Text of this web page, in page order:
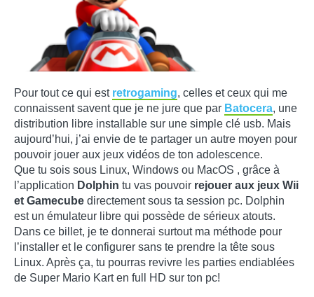
Pour tout ce qui est retrogaming, celles et ceux qui me
connaissent savent que je ne jure que par Batocera, une
distribution libre installable sur une simple clé usb. Mais
aujourd’hui, j’ai envie de te partager un autre moyen pour
pouvoir jouer aux jeux vidéos de ton adolescence.
Que tu sois sous Linux, Windows ou MacOS , grâce à
l’application Dolphin tu vas pouvoir rejouer aux jeux Wii
et Gamecube directement sous ta session pc. Dolphin
est un émulateur libre qui possède de sérieux atouts.
Dans ce billet, je te donnerai surtout ma méthode pour
l’installer et le configurer sans te prendre la tête sous
Linux. Après ça, tu pourras revivre les parties endiablées
de Super Mario Kart en full HD sur ton pc!